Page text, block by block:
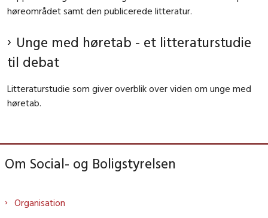
høreområdet samt den publicerede litteratur.
Unge med høretab - et litteraturstudie
til debat
Litteraturstudie som giver overblik over viden om unge med
høretab.
Om Social- og Boligstyrelsen
Organisation